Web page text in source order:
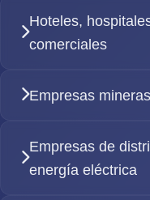
Hoteles,
comerciales
Empresas
Empresas de
energía eléctrica